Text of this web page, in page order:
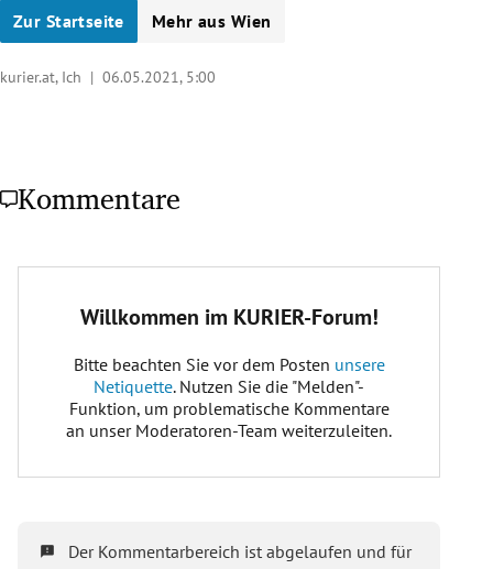
Zur Startseite Mehr aus Wien
kurier.at, Ich | 06.05.2021, 5:00
Kommentare